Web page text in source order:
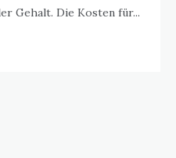
Gehalt. Die Kosten für...